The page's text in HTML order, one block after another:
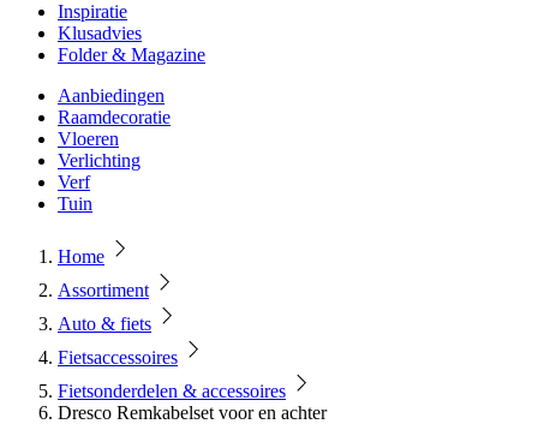
Inspiratie
Klusadvies
Folder & Magazine
Aanbiedingen
Raamdecoratie
Vloeren
Verlichting
Verf
Tuin
Home
Assortiment
Auto & fiets
Fietsaccessoires
Fietsonderdelen & accessoires
Dresco Remkabelset voor en achter